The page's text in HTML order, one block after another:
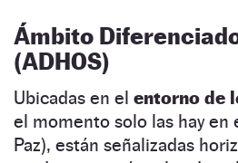
Ámbito
(ADHOS)
Ubicadas en el entorno de
el momento solo las hay en
Paz), están señalizadas